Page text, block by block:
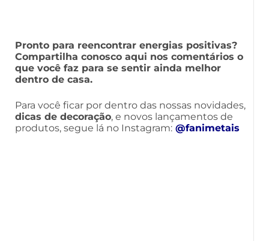
Pronto para reencontrar energias positivas?
Compartilha conosco aqui nos comentários o
que você faz para se sentir ainda melhor
dentro de casa.
Para você ficar por dentro das nossas novidades,
dicas de decoração, e novos lançamentos de
produtos, segue lá no Instagram: @fanimetais